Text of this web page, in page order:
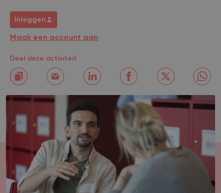
Inloggen
Maak een account aan
Deel deze activiteit